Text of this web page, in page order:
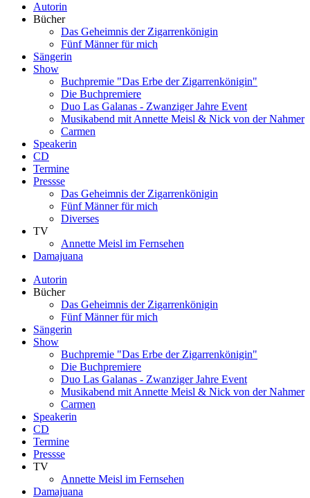
Autorin
Bücher
Das Geheimnis der Zigarrenkönigin
Fünf Männer für mich
Sängerin
Show
Buchpremie "Das Erbe der Zigarrenkönigin"
Die Buchpremiere
Duo Las Galanas - Zwanziger Jahre Event
Musikabend mit Annette Meisl & Nick von der Nahmer
Carmen
Speakerin
CD
Termine
Pressse
Das Geheimnis der Zigarrenkönigin
Fünf Männer für mich
Diverses
TV
Annette Meisl im Fernsehen
Damajuana
Autorin
Bücher
Das Geheimnis der Zigarrenkönigin
Fünf Männer für mich
Sängerin
Show
Buchpremie "Das Erbe der Zigarrenkönigin"
Die Buchpremiere
Duo Las Galanas - Zwanziger Jahre Event
Musikabend mit Annette Meisl & Nick von der Nahmer
Carmen
Speakerin
CD
Termine
Pressse
TV
Annette Meisl im Fernsehen
Damajuana